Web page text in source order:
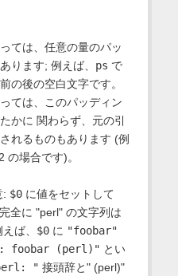
ては、任意の量のパッ
ります; 例えば、 ps で
の後の空白文字です。
ては、このパッディン
かに 関わらず、元の引
れるものもあります (例
の場合です)。
: $0に値をセットして
全に "perl" の文字列は
ば、 $0に "foobar"
foobar (perl)" とい
" 接頭辞と" (perl)"